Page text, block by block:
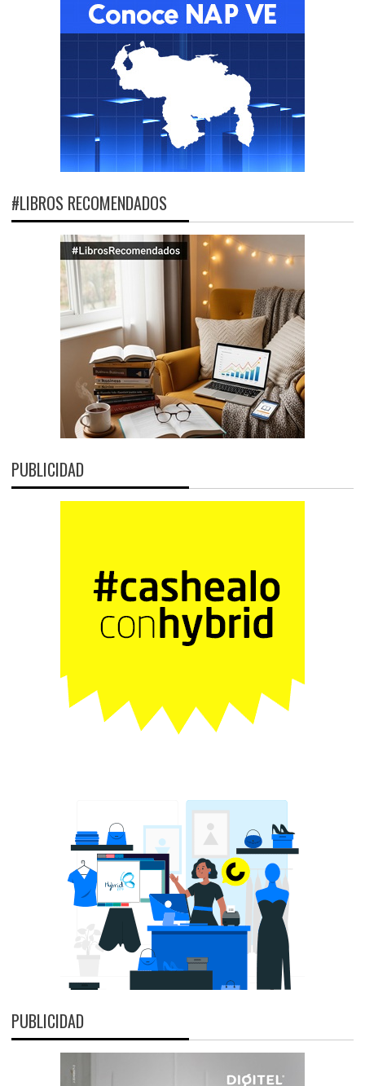
#LIBROS RECOMENDADOS
PUBLICIDAD
PUBLICIDAD